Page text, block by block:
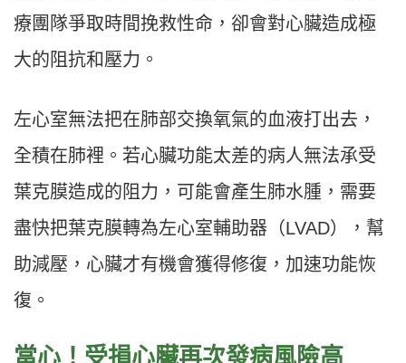
療團隊爭取時間挽救性命，卻會對心臟造成極
大的阻抗和壓力。
左心室無法把在肺部交換氧氣的血液打出去，
全積在肺裡。若心臟功能太差的病人無法承受
葉克膜造成的阻力，可能會產生肺水腫，需要
盡快把葉克膜轉為左心室輔助器（LVAD），幫
助減壓，心臟才有機會獲得修復，加速功能恢
復。
當心！受損心臟再次發病風險高